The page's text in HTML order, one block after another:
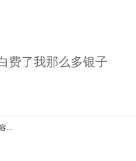
费了我那么多银子
…